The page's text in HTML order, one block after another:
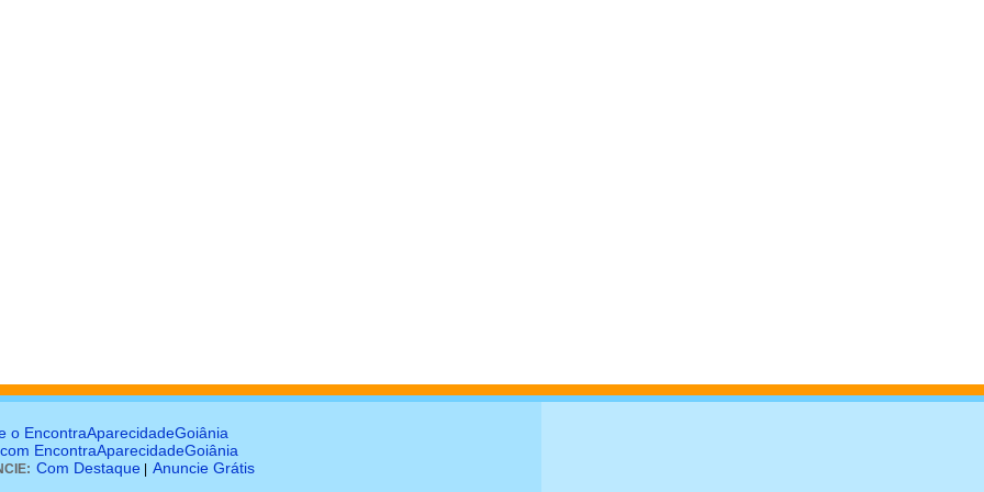
o EncontraAparecidadeGoiânia
EncontraAparecidadeGoiânia
Com Destaque Anuncie Grátis